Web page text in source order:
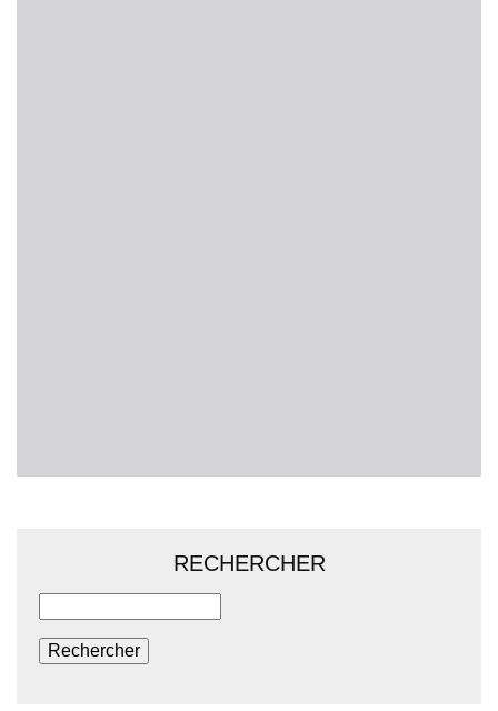
RECHERCHER